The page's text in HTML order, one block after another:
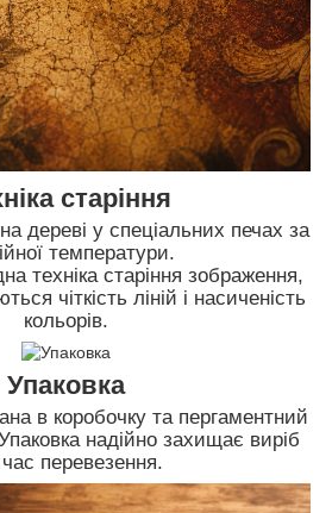
старіння
дереві у спеціальних печах за
температури.
техніка старіння зображення,
чіткість ліній і насиченість
кольорів.
Упаковка
в коробочку та пергаментний
надійно захищає виріб
час перевезення.